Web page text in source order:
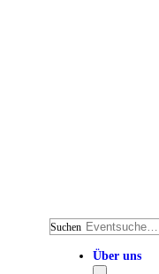
Suchen
Über uns